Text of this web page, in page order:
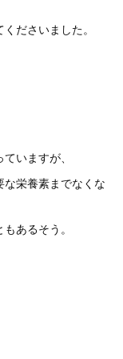
ださいました。
いますが、
栄養素までなくな
あるそう。